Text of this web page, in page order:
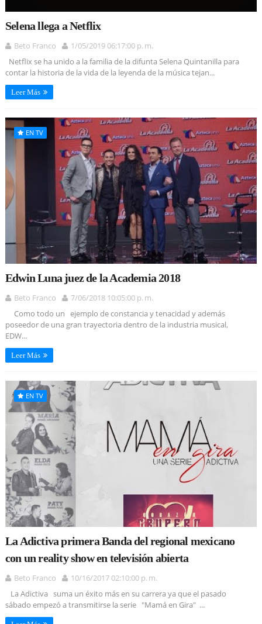
Selena llega a Netflix
Beto Franco
1/05/2019 06:17:00 p. m.
Netflix se ha unido a la familia de la difunta Selena Quintanilla para
contar la historia de la vida de la leyenda de la música tejan...
Leer Más
EN TV
Edwin Luna juez de la Academia 2018
Beto Franco
7/06/2018 10:05:00 p. m.
Como todo un ejemplo de constancia y tenacidad y además
poseedor de una gran trayectoria dentro de la industria musical,
EDW...
Leer Más
EN TV
La Adictiva primera Banda del regional mexicano
con un reality show en televisión abierta
Beto Franco
10/16/2017 02:10:00 p. m.
La Adictiva suma un éxito más en su carrera ya que el pasado
sábado empezó a transmitirse la serie "Mamá en Gira" ...